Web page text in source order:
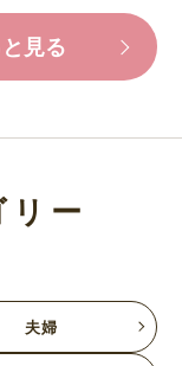
見る
ー
夫婦